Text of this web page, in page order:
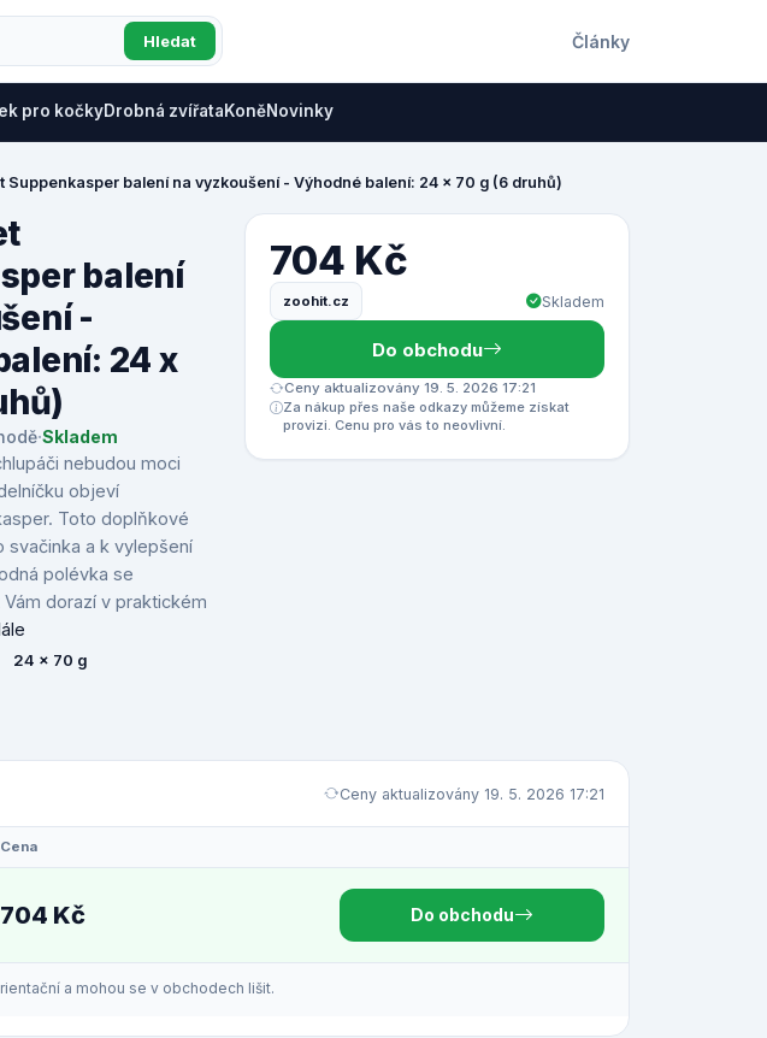
Hledat Články
pro kočkyDrobná zvířataKoněNovinky
Suppenkasper balení na vyzkoušení - Výhodné balení: 24 x 70 g (6 druhů)
balení
-
24 x
·Skladem
nebudou moci
objeví
Toto doplňkové
svačinka a k vylepšení
polévka se
dorazí v praktickém
24 x 70 g
704 Kč
zoohit.cz Skladem
Do obchodu
Ceny aktualizovány 19. 5. 2026 17:21
Za nákup přes naše odkazy můžeme získat
provizi. Cenu pro vás to neovlivní.
Ceny aktualizovány 19. 5. 2026 17:21
Cena
704 Kč Do obchodu
a mohou se v obchodech lišit.